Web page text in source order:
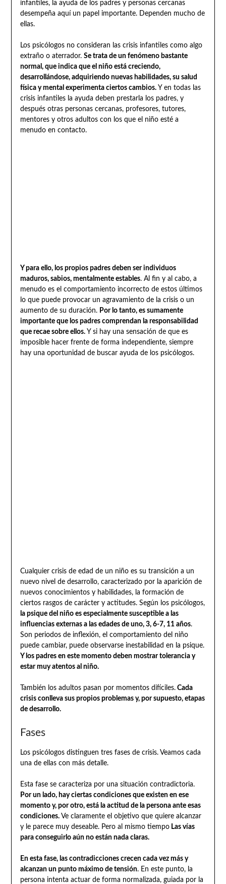
infantiles, la ayuda de los padres y personas cercanas
desempeña aquí un papel importante. Dependen mucho de
ellas.
Los psicólogos no consideran las crisis infantiles como algo
extraño o aterrador. Se trata de un fenómeno bastante
normal, que indica que el niño está creciendo,
desarrollándose, adquiriendo nuevas habilidades, su salud
física y mental experimenta ciertos cambios. Y en todas las
crisis infantiles la ayuda deben prestarla los padres, y
después otras personas cercanas, profesores, tutores,
mentores y otros adultos con los que el niño esté a
menudo en contacto.
Y para ello, los propios padres deben ser individuos
maduros, sabios, mentalmente estables. Al fin y al cabo, a
menudo es el comportamiento incorrecto de estos últimos
lo que puede provocar un agravamiento de la crisis o un
aumento de su duración. Por lo tanto, es sumamente
importante que los padres comprendan la responsabilidad
que recae sobre ellos. Y si hay una sensación de que es
imposible hacer frente de forma independiente, siempre
hay una oportunidad de buscar ayuda de los psicólogos.
Cualquier crisis de edad de un niño es su transición a un
nuevo nivel de desarrollo, caracterizado por la aparición de
nuevos conocimientos y habilidades, la formación de
ciertos rasgos de carácter y actitudes. Según los psicólogos,
la psique del niño es especialmente susceptible a las
influencias externas a las edades de uno, 3, 6-7, 11 años.
Son periodos de inflexión, el comportamiento del niño
puede cambiar, puede observarse inestabilidad en la psique.
Y los padres en este momento deben mostrar tolerancia y
estar muy atentos al niño.
También los adultos pasan por momentos difíciles.Cada
crisis conlleva sus propios problemas y, por supuesto, etapas
de desarrollo.
Fases
Los psicólogos distinguen tres fases de crisis. Veamos cada
una de ellas con más detalle.
Esta fase se caracteriza por una situación contradictoria.
Por un lado, hay ciertas condiciones que existen en ese
momento y, por otro, está la actitud de la persona ante esas
condiciones.Ve claramente el objetivo que quiere alcanzar
y le parece muy deseable. Pero al mismo tiempoLas vías
para conseguirlo aún no están nada claras.
En esta fase, las contradicciones crecen cada vez más y
alcanzan un punto máximo de tensión. En este punto, la
persona intenta actuar de forma normalizada, guiada por la